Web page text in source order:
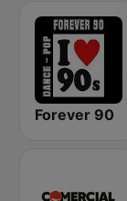
Forever 90